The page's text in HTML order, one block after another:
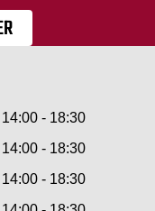
- 18:30
- 18:30
- 18:30